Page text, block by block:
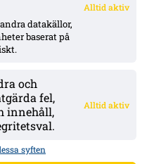
Alltid aktiv
datakällor,
baserat på
och
fel,
innehåll,
Alltid aktiv
syften